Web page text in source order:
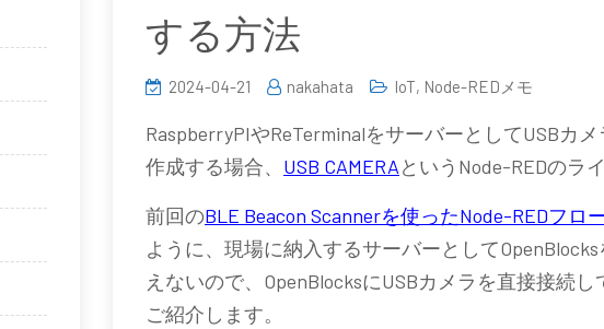
する方法
2024-04-21 nakahata IoT, Node-REDメモ
RaspberryPIやReTerminalをサーバーとしてUSBカ
作成する場合、 USB CAMERAというNode-REDのラ
前回のBLE Beacon Scannerを使ったNode-REDフロ
ように、現場に納入するサーバーとして
えないので、OpenBlocksにUSBカメラを直接接続
ご紹介します。